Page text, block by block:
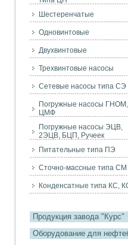
Шестеренчатые
Одновинтовые
Двухвинтовые
Трехвинтовые насосы
Сетевые насосы типа СЭ
Погружные насосы ГНОМ,
ЦМФ
Погружные насосы ЭЦВ,
2ЭЦВ, БЦП, Ручеек
Питательные типа ПЭ
Сточно-массные типа СМ
Конденсатные типа КС,
Продукция завода "Курс"
Оборудование для